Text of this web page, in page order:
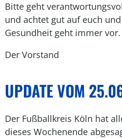
Bitte geht
und achtet gut auf euch
Gesundheit geht immer vor.
Der Vorstand
UPDATE VOM
Der Fußballkreis Köln hat
dieses Wochenende